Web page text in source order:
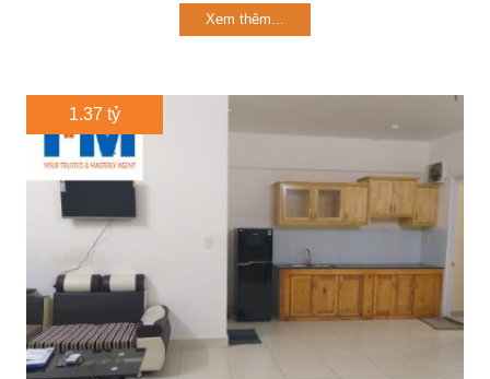
Xem thêm...
1.37 tỷ